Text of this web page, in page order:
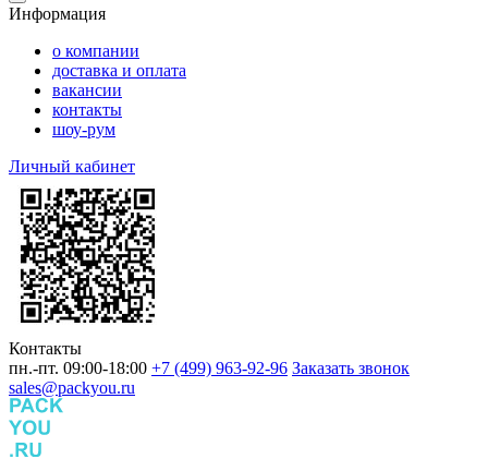
Информация
о компании
доставка и оплата
вакансии
контакты
шоу-рум
Личный кабинет
Контакты
пн.-пт. 09:00-18:00 +7 (499) 963-92-96 Заказать звонок
sales@packyou.ru